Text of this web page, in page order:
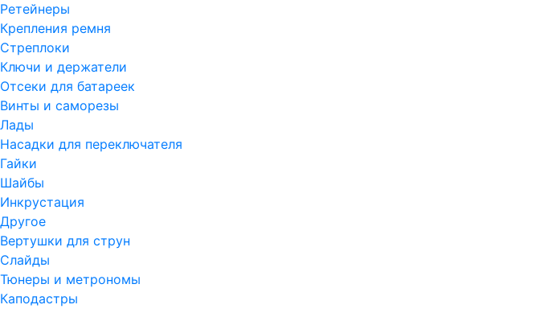
Ретейнеры
Крепления ремня
Стреплоки
Ключи и держатели
Отсеки для батареек
Винты и саморезы
Лады
Насадки для переключателя
Гайки
Шайбы
Инкрустация
Другое
Вертушки для струн
Слайды
Тюнеры и метрономы
Каподастры